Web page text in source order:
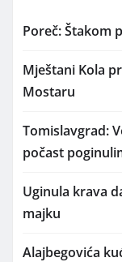
Poreč: Štakom
Mještani Kola
Mostaru
Tomislavgrad:
počast
Uginula krava
majku
Alajbegovića